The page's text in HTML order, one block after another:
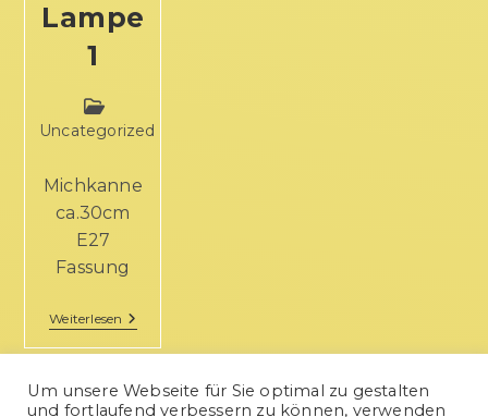
Lampe
1
Uncategorized
Michkanne
ca.30cm
E27
Fassung
Weiterlesen
Um unsere Webseite für Sie optimal zu gestalten
und fortlaufend verbessern zu können, verwenden